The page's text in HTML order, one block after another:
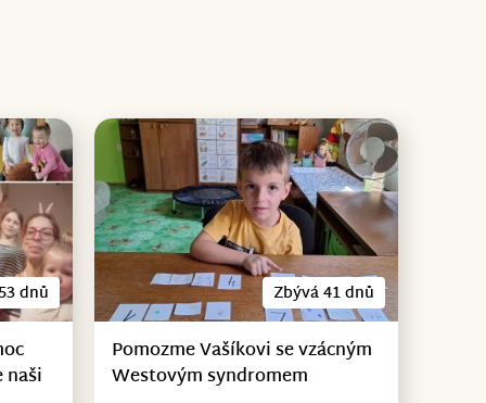
dnů Zbývá 41 dnů
Pomozme Vašíkovi se vzácným
Westovým syndromem